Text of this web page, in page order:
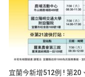
宜蘭今新增512例 ! 第20